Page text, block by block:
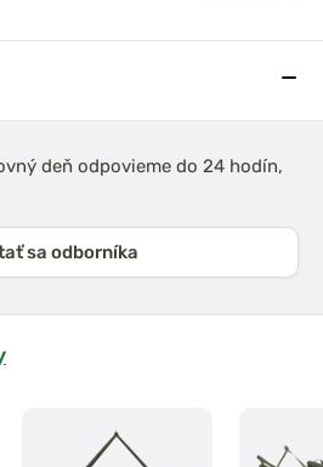
deň odpovieme do 24 hodín,
sa odborníka